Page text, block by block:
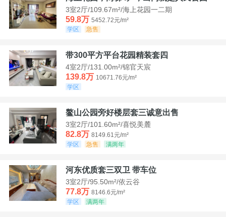
3室2厅/109.67m²/海上花园一二期
59.8万 5452.72元/m²
学区
急售
带300平方平台花园精装套四
4室2厅/131.00m²/锦官天宸
139.8万 10671.76元/m²
学区
鳌山公园旁好楼层套三诚意出售
3室2厅/101.60m²/喜悦美麓
82.8万 8149.61元/m²
学区
急售 满两年
河东优质套三双卫 带车位
3室2厅/95.50m²/依云谷
77.8万 8146.6元/m²
学区
满两年